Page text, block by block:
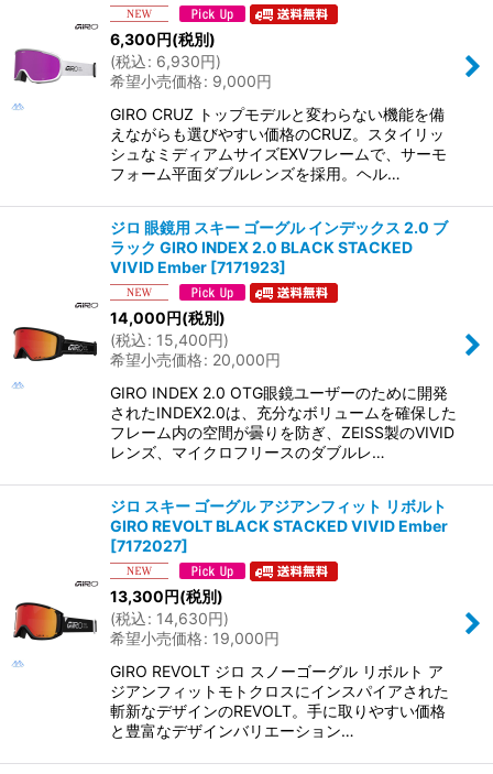
6,300円(税別)
(税込: 6,930円)
希望小売価格: 9,000円
GIRO CRUZ トップモデルと変わらない機能を備
えながらも選びやすい価格のCRUZ。スタイリッ
シュなミディアムサイズEXVフレームで、サーモ
フォーム平面ダブルレンズを採用。ヘル…
ジロ 眼鏡用 スキー ゴーグル インデックス 2.0 ブ
ラック GIRO INDEX 2.0 BLACK STACKED
VIVID Ember [7171923]
14,000円(税別)
(税込: 15,400円)
希望小売価格: 20,000円
GIRO INDEX 2.0 OTG眼鏡ユーザーのために開発
されたINDEX2.0は、充分なボリュームを確保した
フレーム内の空間が曇りを防ぎ、ZEISS製のVIVID
レンズ、マイクロフリースのダブルレ…
ジロ スキー ゴーグル アジアンフィット リボルト
GIRO REVOLT BLACK STACKED VIVID Ember
[7172027]
13,300円(税別)
(税込: 14,630円)
希望小売価格: 19,000円
GIRO REVOLT ジロ スノーゴーグル リボルト ア
ジアンフィットモトクロスにインスパイアされた
斬新なデザインのREVOLT。手に取りやすい価格
と豊富なデザインバリエーション…